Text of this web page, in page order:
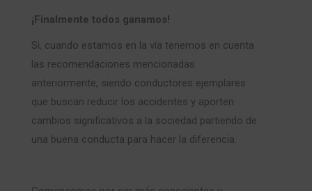
¡Finalmente todos ganamos!
Si, cuando estamos en la vía tenemos en cuenta
las recomendaciones mencionadas
anteriormente, siendo conductores ejemplares
que buscan reducir los accidentes y aporten
cambios significativos a la sociedad partiendo de
una buena conducta para hacer la diferencia.